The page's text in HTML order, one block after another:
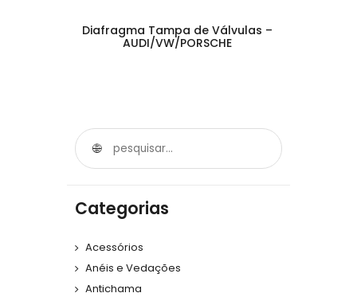
Diafragma Tampa de Válvulas –
AUDI/VW/PORSCHE
Categorias
Acessórios
Anéis e Vedações
Antichama